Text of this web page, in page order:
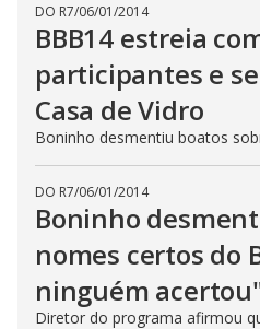
DO R7/06/01/2014
BBB14 estreia
participantes e
Casa de Vidro
Boninho desmentiu boatos
DO R7/06/01/2014
Boninho
nomes certos do
ninguém
Diretor do programa afirmou